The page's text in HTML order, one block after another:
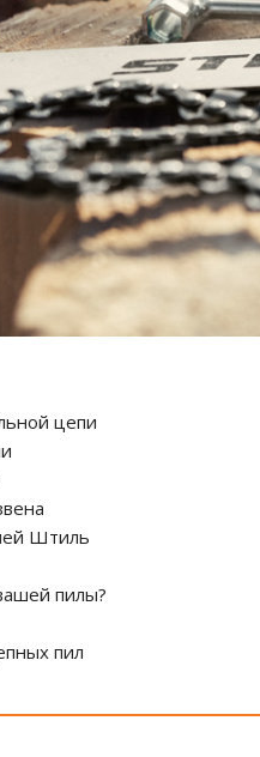
цепи
Штиль
пилы?
пил